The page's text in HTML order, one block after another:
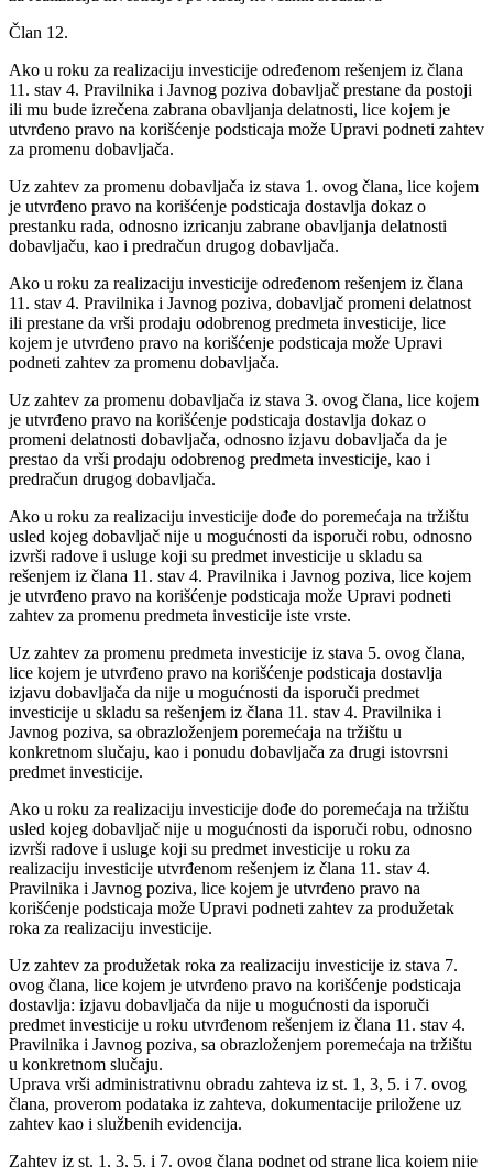
Član 12.
Ako u roku za realizaciju investicije određenom rešenjem iz člana
11. stav 4. Pravilnika i Javnog poziva dobavljač prestane da postoji
ili mu bude izrečena zabrana obavljanja delatnosti, lice kojem je
utvrđeno pravo na korišćenje podsticaja može Upravi podneti zahtev
za promenu dobavljača.
Uz zahtev za promenu dobavljača iz stava 1. ovog člana, lice kojem
je utvrđeno pravo na korišćenje podsticaja dostavlja dokaz o
prestanku rada, odnosno izricanju zabrane obavljanja delatnosti
dobavljaču, kao i predračun drugog dobavljača.
Ako u roku za realizaciju investicije određenom rešenjem iz člana
11. stav 4. Pravilnika i Javnog poziva, dobavljač promeni delatnost
ili prestane da vrši prodaju odobrenog predmeta investicije, lice
kojem je utvrđeno pravo na korišćenje podsticaja može Upravi
podneti zahtev za promenu dobavljača.
Uz zahtev za promenu dobavljača iz stava 3. ovog člana, lice kojem
je utvrđeno pravo na korišćenje podsticaja dostavlja dokaz o
promeni delatnosti dobavljača, odnosno izjavu dobavljača da je
prestao da vrši prodaju odobrenog predmeta investicije, kao i
predračun drugog dobavljača.
Ako u roku za realizaciju investicije dođe do poremećaja na tržištu
usled kojeg dobavljač nije u mogućnosti da isporuči robu, odnosno
izvrši radove i usluge koji su predmet investicije u skladu sa
rešenjem iz člana 11. stav 4. Pravilnika i Javnog poziva, lice kojem
je utvrđeno pravo na korišćenje podsticaja može Upravi podneti
zahtev za promenu predmeta investicije iste vrste.
Uz zahtev za promenu predmeta investicije iz stava 5. ovog člana,
lice kojem je utvrđeno pravo na korišćenje podsticaja dostavlja
izjavu dobavljača da nije u mogućnosti da isporuči predmet
investicije u skladu sa rešenjem iz člana 11. stav 4. Pravilnika i
Javnog poziva, sa obrazloženjem poremećaja na tržištu u
konkretnom slučaju, kao i ponudu dobavljača za drugi istovrsni
predmet investicije.
Ako u roku za realizaciju investicije dođe do poremećaja na tržištu
usled kojeg dobavljač nije u mogućnosti da isporuči robu, odnosno
izvrši radove i usluge koji su predmet investicije u roku za
realizaciju investicije utvrđenom rešenjem iz člana 11. stav 4.
Pravilnika i Javnog poziva, lice kojem je utvrđeno pravo na
korišćenje podsticaja može Upravi podneti zahtev za produžetak
roka za realizaciju investicije.
Uz zahtev za produžetak roka za realizaciju investicije iz stava 7.
ovog člana, lice kojem je utvrđeno pravo na korišćenje podsticaja
dostavlja: izjavu dobavljača da nije u mogućnosti da isporuči
predmet investicije u roku utvrđenom rešenjem iz člana 11. stav 4.
Pravilnika i Javnog poziva, sa obrazloženjem poremećaja na tržištu
u konkretnom slučaju.
Uprava vrši administrativnu obradu zahteva iz st. 1, 3, 5. i 7. ovog
člana, proverom podataka iz zahteva, dokumentacije priložene uz
zahtev kao i službenih evidencija.
Zahtev iz st. 1, 3, 5. i 7. ovog člana podnet od strane lica kojem nije